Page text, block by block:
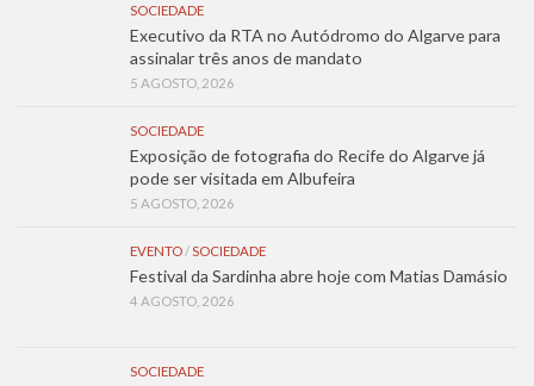
SOCIEDADE
Executivo da RTA no Autódromo do Algarve para
assinalar três anos de mandato
5 AGOSTO, 2026
SOCIEDADE
Exposição de fotografia do Recife do Algarve já
pode ser visitada em Albufeira
5 AGOSTO, 2026
EVENTO/SOCIEDADE
Festival da Sardinha abre hoje com Matias Damásio
4 AGOSTO, 2026
SOCIEDADE